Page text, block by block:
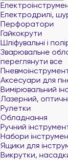
Електродрилі,
Перфоратори
Гайкокрути
Шліфувальні і
Зварювальне
переглянути все
Аксесуари для
Вимірювальний
Лазерний,
Рулетки
Обладнання
Ручний
Набори
Ящики для
Викрутки,